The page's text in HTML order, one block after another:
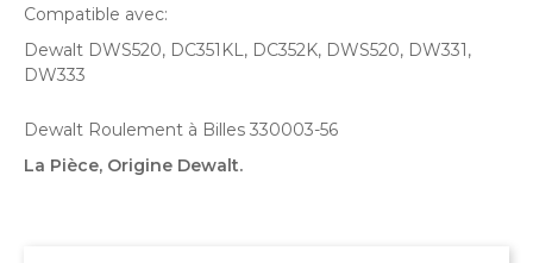
Compatible avec:
Dewalt DWS520, DC351KL, DC352K, DWS520, DW331,
DW333
Dewalt Roulement à Billes 330003-56
La Pièce, Origine Dewalt .